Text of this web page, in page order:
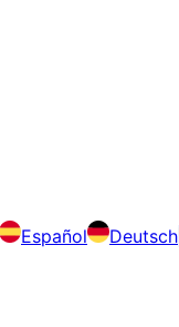
Español Deutsch